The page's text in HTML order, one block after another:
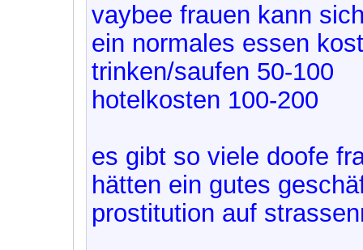
vaybee frauen kann
ein normales essen
trinken/saufen 50-100
hotelkosten 100-200
es gibt so viele doofe
hätten ein gutes
prostitution auf